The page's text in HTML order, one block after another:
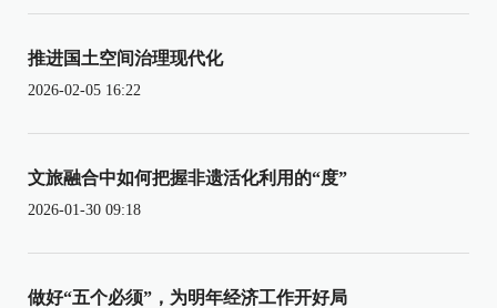
推进国土空间治理现代化
2026-02-05 16:22
文旅融合中如何把握非遗活化利用的“度”
2026-01-30 09:18
做好“五个必须”，为明年经济工作开好局